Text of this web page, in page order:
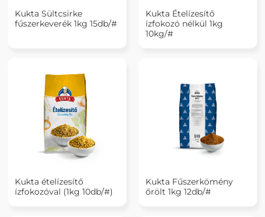
Kukta Sültcsirke
fűszerkeverék 1kg 15db/#
Kukta Ételízesítő
ízfokozó nélkül 1kg
10kg/#
Kukta ételízesítő
ízfokozóval (1kg 10db/#)
Kukta Fűszerkömény
őrölt 1kg 12db/#